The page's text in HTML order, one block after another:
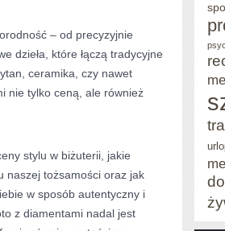
STYLU
BIŻUTERII
– od precyzyjnie
dzieła, które łączą tradycyjne
ceramika, czy nawet
nie tylko ceną, ale również
stylu w biżuterii, jakie
naszej tożsamości oraz jak
w sposób autentyczny i
z diamentami nadal jest